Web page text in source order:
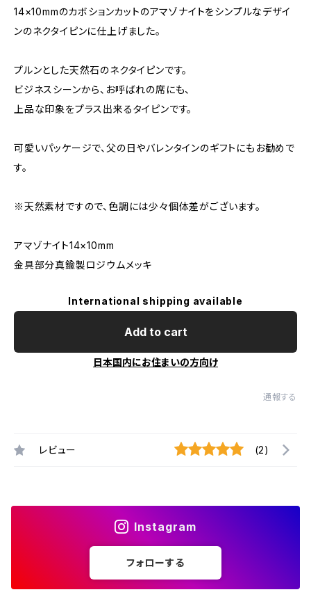
14×10mmのカボションカットのアマゾナイトをシンプルなデザイ
ンのネクタイピンに仕上げました。
プルンとした天然石のネクタイピンです。
ビジネスシーンから、お呼ばれの席にも、
上品な印象をプラス出来るタイピンです。
可愛いパッケージで、父の日やバレンタインのギフトにもお勧めで
す。
※天然素材ですので、色調には少々個体差がございます。
アマゾナイト14×10mm
金具部分真鍮製ロジウムメッキ
International shipping available
Add to cart
日本国内にお住まいの方向け
通報する
レビュー (2)
Instagram
フォローする